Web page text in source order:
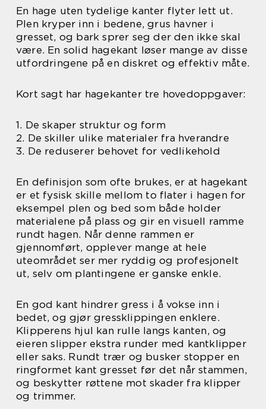
En hage uten tydelige kanter flyter lett ut.
Plen kryper inn i bedene, grus havner i
gresset, og bark sprer seg der den ikke skal
være. En solid hagekant løser mange av disse
utfordringene på en diskret og effektiv måte.
Kort sagt har hagekanter tre hovedoppgaver:
1. De skaper struktur og form
2. De skiller ulike materialer fra hverandre
3. De reduserer behovet for vedlikehold
En definisjon som ofte brukes, er at hagekant
er et fysisk skille mellom to flater i hagen for
eksempel plen og bed som både holder
materialene på plass og gir en visuell ramme
rundt hagen. Når denne rammen er
gjennomført, opplever mange at hele
uteområdet ser mer ryddig og profesjonelt
ut, selv om plantingene er ganske enkle.
En god kant hindrer gress i å vokse inn i
bedet, og gjør gressklippingen enklere.
Klipperens hjul kan rulle langs kanten, og
eieren slipper ekstra runder med kantklipper
eller saks. Rundt trær og busker stopper en
ringformet kant gresset før det når stammen,
og beskytter røttene mot skader fra klipper
og trimmer.